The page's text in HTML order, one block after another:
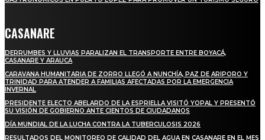
CASANARE
DERRUMBES Y LLUVIAS PARALIZAN EL TRANSPORTE ENTRE BOYACÁ,
CASANARE Y ARAUCA
CARAVANA HUMANITARIA DE ZORRO LLEGÓ A NUNCHÍA, PAZ DE ARIPORO Y
TRINIDAD PARA ATENDER A FAMILIAS AFECTADAS POR LA EMERGENCIA
INVERNAL
PRESIDENTE ELECTO ABELARDO DE LA ESPRIELLA VISITÓ YOPAL Y PRESENTÓ
SU VISIÓN DE GOBIERNO ANTE CIENTOS DE CIUDADANOS
DÍA MUNDIAL DE LA LUCHA CONTRA LA TUBERCULOSIS 2026
RESULTADOS DEL MONITOREO DE CALIDAD DEL AGUA EN CASANARE EN EL MES